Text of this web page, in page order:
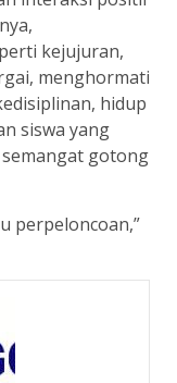
kejujuran,
menghormati
hidup
siswa yang
gotong
perpeloncoan,”